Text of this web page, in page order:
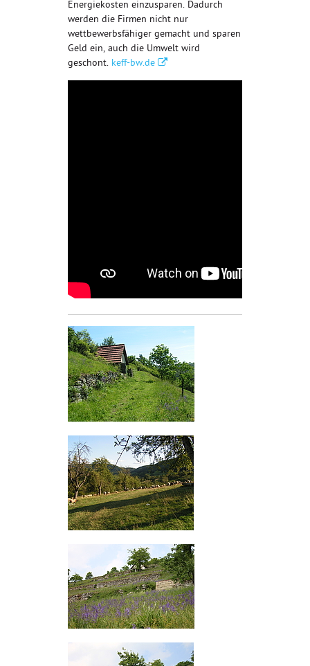
Energiekosten einzusparen. Dadurch
werden die Firmen nicht nur
wettbewerbsfähiger gemacht und sparen
Geld ein, auch die Umwelt wird
geschont. keff-bw.de